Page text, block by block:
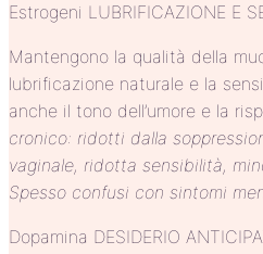
Estrogeni LUBRIFICAZIONE E
Mantengono la qualità della
lubrificazione naturale e la
anche il tono dell’umore e la
cronico: ridotti dalla
vaginale, ridotta sensibilità,
Spesso confusi con sintomi
Dopamina DESIDERIO